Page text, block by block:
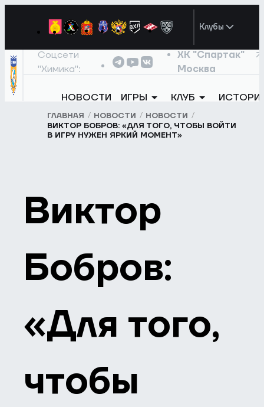
Клубы
Соцсети
"Химика":
ХК "Спартак"
Москва
НОВОСТИ ИГРЫ КЛУБ
ГЛАВНАЯ НОВОСТИ
НОВОСТИ
ВИКТОР БОБРОВ: «ДЛЯ ТОГО, ЧТОБЫ ВОЙТИ
В ИГРУ НУЖЕН ЯРКИЙ МОМЕНТ»
Виктор
Бобров:
«Для того,
чтобы